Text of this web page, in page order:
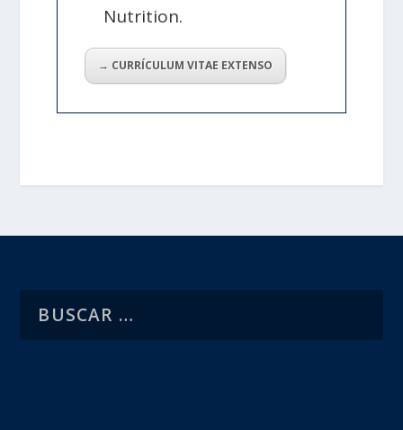
Nutrition.
→ CURRÍCULUM VITAE EXTENSO